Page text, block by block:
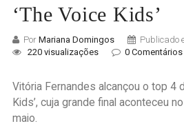
‘The Voice Kids’
Por Mariana Domingos Publicado
220 visualizações
0 Comentários
Vitória Fernandes alcançou o top 4
Kids’, cuja grande final aconteceu
maio.